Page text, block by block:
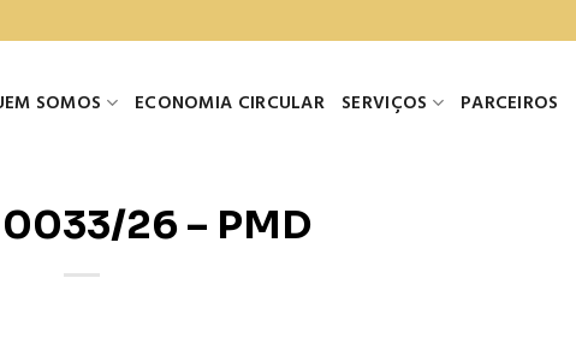
SOMOS ECONOMIA CIRCULAR SERVIÇOS PARCEIROS
0033/26 – PMD